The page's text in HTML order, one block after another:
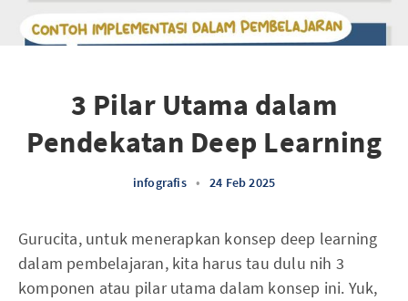
3 Pilar Utama dalam
Pendekatan Deep Learning
infografis • 24 Feb 2025
Gurucita, untuk menerapkan konsep deep learning
dalam pembelajaran, kita harus tau dulu nih 3
komponen atau pilar utama dalam konsep ini. Yuk,